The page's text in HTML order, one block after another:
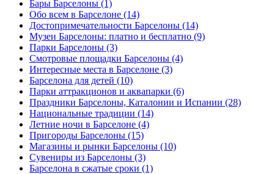
Бары Барселоны (1)
Обо всем в Барселоне (14)
Достопримечательности Барселоны (14)
Музеи Барселоны: платно и бесплатно (9)
Парки Барселоны (3)
Смотровые площадки Барселоны (4)
Интересные места в Барселоне (3)
Барселона для детей (10)
Парки аттракционов и аквапарки (6)
Праздники Барселоны, Каталонии и Испании (28)
Национальные традиции (14)
Летние ночи в Барселоне (4)
Пригороды Барселоны (15)
Магазины и рынки Барселоны (10)
Сувениры из Барселоны (3)
Барселона в сжатые сроки (1)